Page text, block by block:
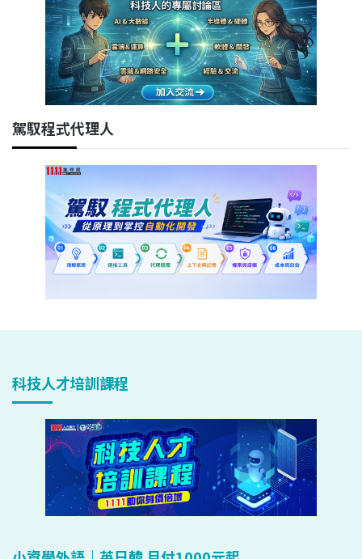
駕馭程式代理人
科技人才培訓課程